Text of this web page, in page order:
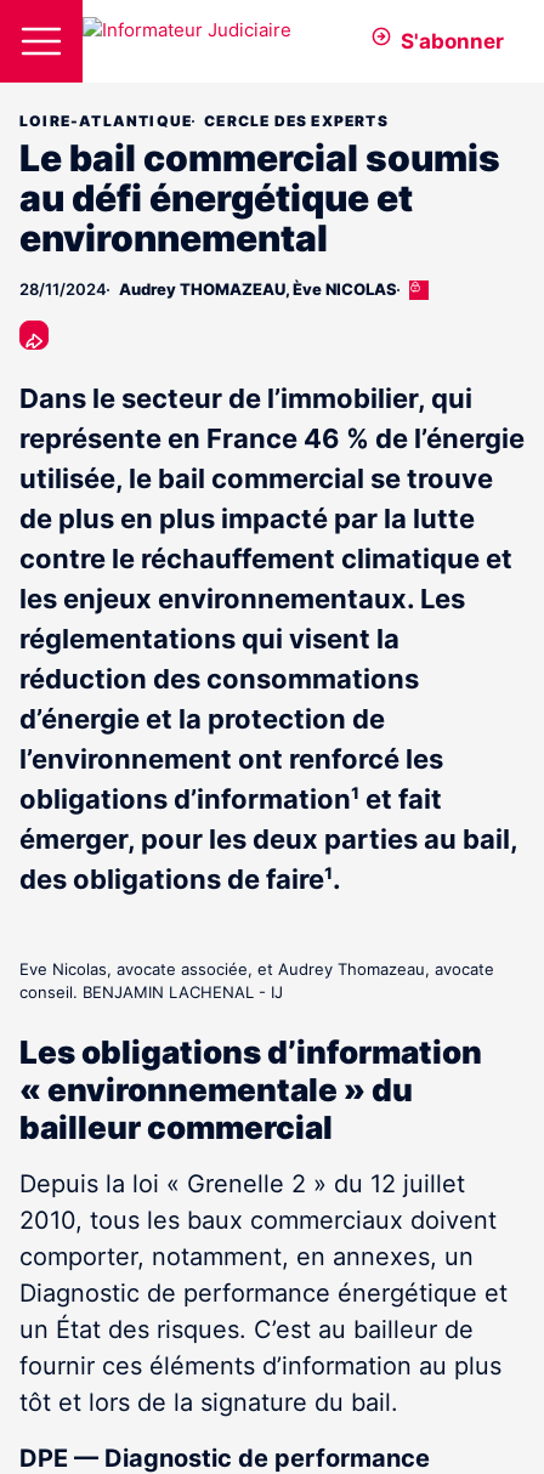
S'abonner
LOIRE-ATLANTIQUE CERCLE DES EXPERTS
Le bail commercial soumis
au défi énergétique et
environnemental
28/11/2024 Audrey THOMAZEAU,Ève NICOLAS
Cet
abonnés
Dans le secteur de l’immobilier, qui
représente en France 46 % de l’énergie
utilisée, le bail commercial se trouve
de plus en plus impacté par la lutte
contre le réchauffement climatique et
les enjeux environnementaux. Les
réglementations qui visent la
réduction des consommations
d’énergie et la protection de
l’environnement ont renforcé les
obligations d’information¹ et fait
émerger, pour les deux parties au bail,
des obligations de faire¹.
Eve Nicolas, avocate associée, et Audrey Thomazeau, avocate
conseil. BENJAMIN LACHENAL - IJ
Les obligations d’information
« environnementale » du
bailleur commercial
Depuis la loi « Grenelle 2 » du 12 juillet
2010, tous les baux commerciaux doivent
comporter, notamment, en annexes, un
Diagnostic de performance énergétique et
un État des risques. C’est au bailleur de
fournir ces éléments d’information au plus
tôt et lors de la signature du bail.
DPE — Diagnostic de performance